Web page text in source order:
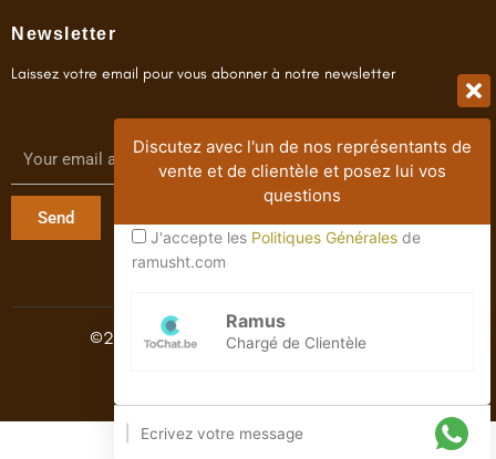
Newsletter
Laissez votre email pour vous abonner à notre newsletter
Send
©2021-2024. Ramus. Tous Droits Réservés
HTML SnippetsPowered By :XYZScripts.com
Discutez avec l'un de nos représentants de
vente et de clientèle et posez lui vos
questions
J'accepte les Politiques Générales de
ramusht.com
Ramus
Chargé de Clientèle